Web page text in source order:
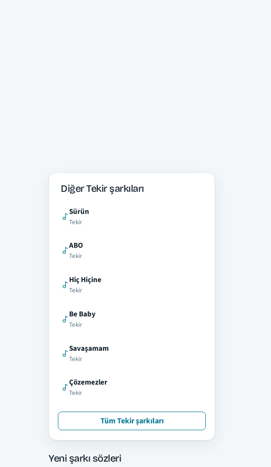
Diğer Tekir şarkıları
Sürün
Tekir
ABO
Tekir
Hiç Hiçine
Tekir
Be Baby
Tekir
Savaşamam
Tekir
Çözemezler
Tekir
Tüm Tekir şarkıları
Yeni şarkı sözleri